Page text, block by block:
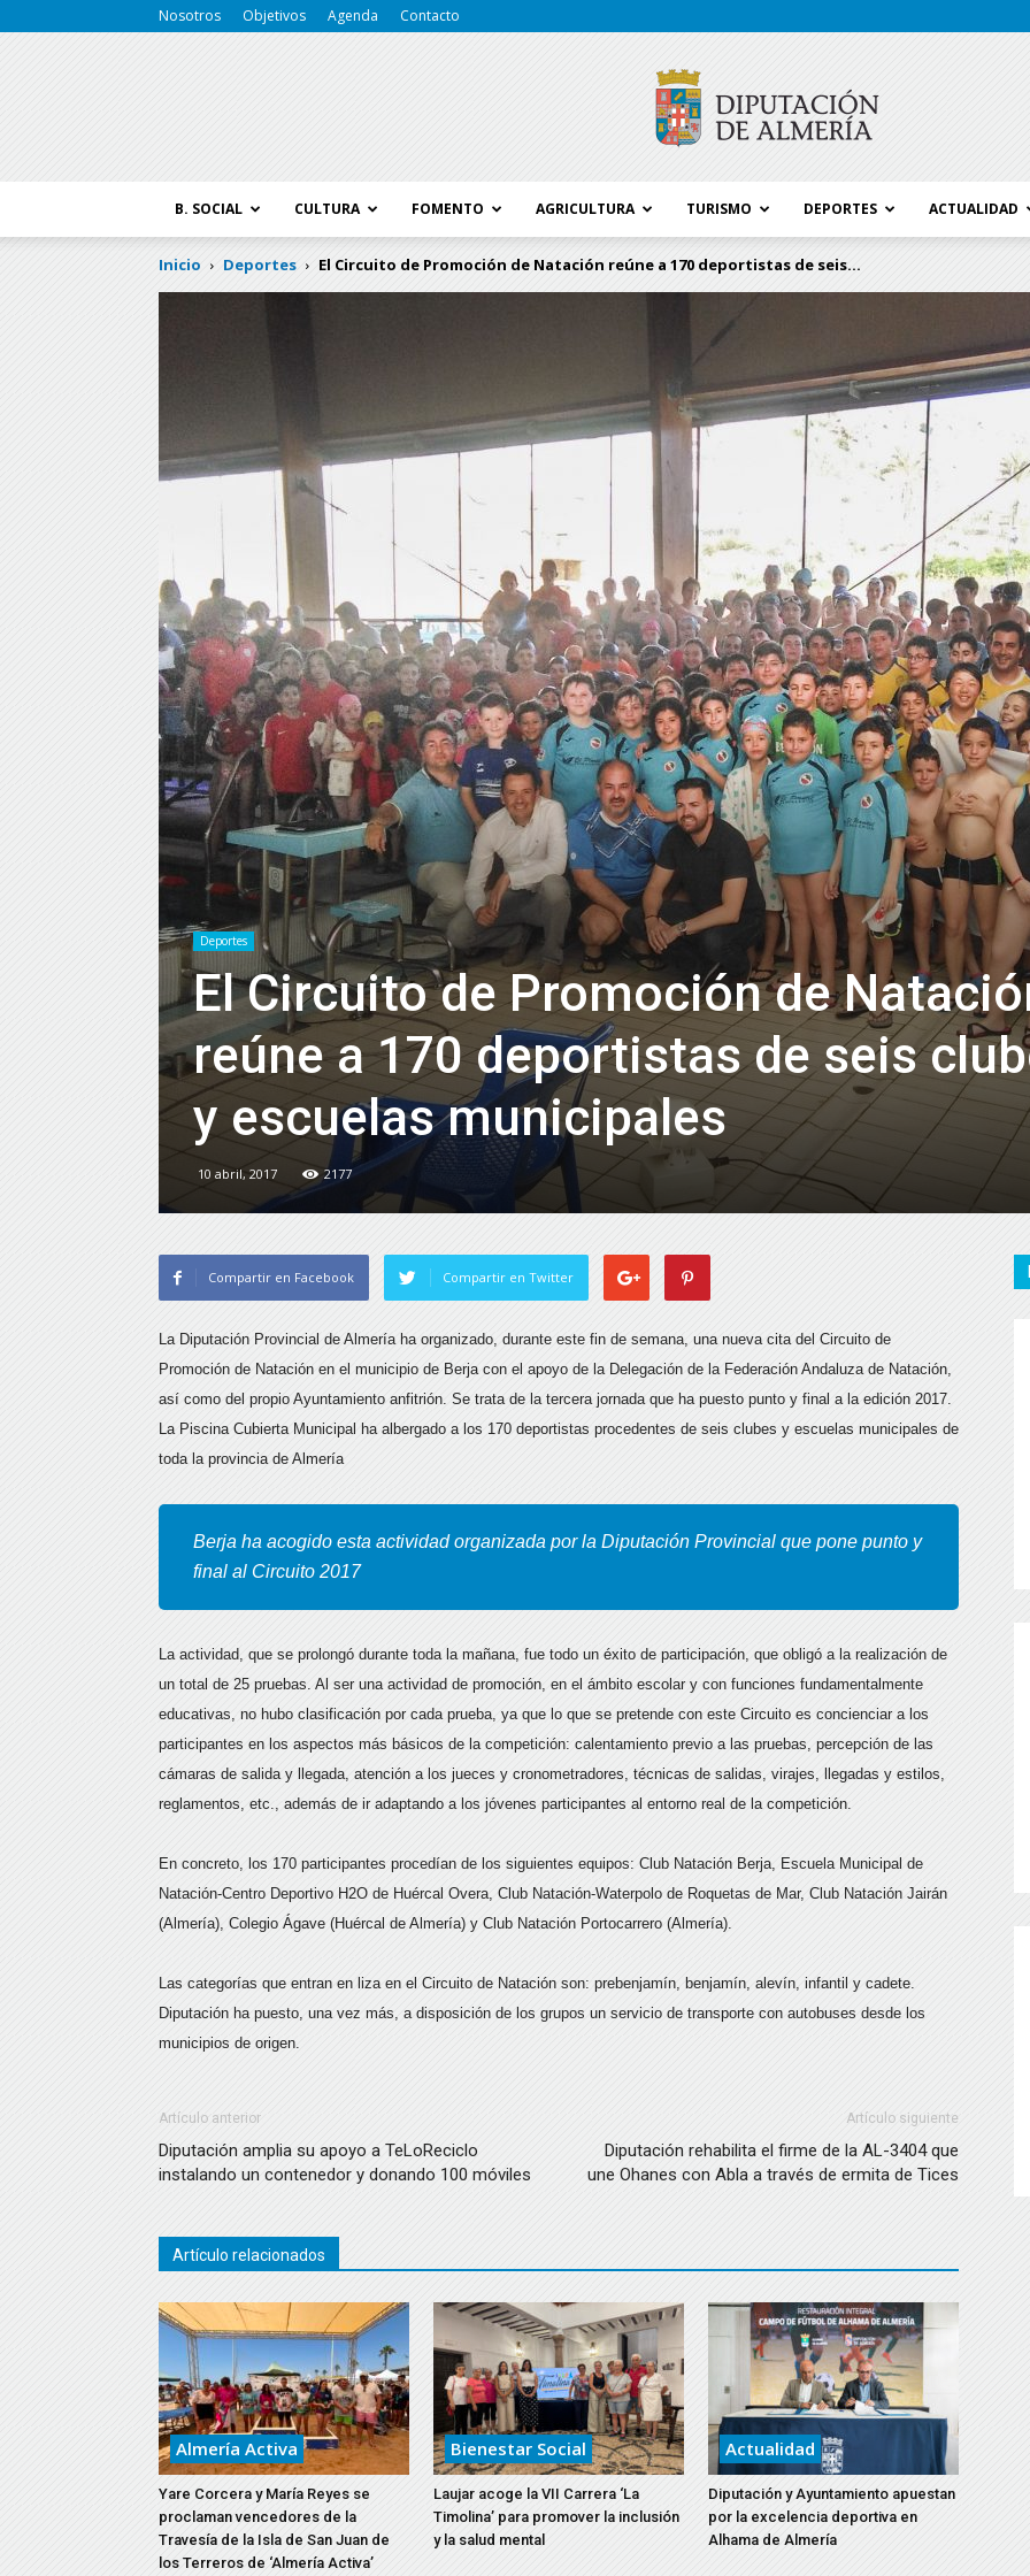
Nosotros Objetivos Agenda Contacto
Diputación
Almería
B. SOCIAL CULTURA FOMENTO AGRICULTURA TURISMO DEPORTES ACTUALIDAD
Inicio Deportes El Circuito de Promoción de Natación reúne a 170 deportistas de seis...
Deportes
El Circuito de Promoción de
reúne a 170 deportistas de seis
y escuelas municipales
10 abril, 2017 2177
Compartir en Facebook Compartir en Twitter
La Diputación Provincial de Almería ha organizado, durante este fin de semana, una nueva cita del Circuito de
Promoción de Natación en el municipio de Berja con el apoyo de la Delegación de la Federación Andaluza de Natación,
así como del propio Ayuntamiento anfitrión. Se trata de la tercera jornada que ha puesto punto y final a la edición 2017.
La Piscina Cubierta Municipal ha albergado a los 170 deportistas procedentes de seis clubes y escuelas municipales de
toda la provincia de Almería
Berja ha acogido esta actividad organizada por la Diputación Provincial que pone punto y
final al Circuito 2017
La actividad, que se prolongó durante toda la mañana, fue todo un éxito de participación, que obligó a la realización de
un total de 25 pruebas. Al ser una actividad de promoción, en el ámbito escolar y con funciones fundamentalmente
educativas, no hubo clasificación por cada prueba, ya que lo que se pretende con este Circuito es concienciar a los
participantes en los aspectos más básicos de la competición: calentamiento previo a las pruebas, percepción de las
cámaras de salida y llegada, atención a los jueces y cronometradores, técnicas de salidas, virajes, llegadas y estilos,
reglamentos, etc., además de ir adaptando a los jóvenes participantes al entorno real de la competición.
En concreto, los 170 participantes procedían de los siguientes equipos: Club Natación Berja, Escuela Municipal de
Natación-Centro Deportivo H2O de Huércal Overa, Club Natación-Waterpolo de Roquetas de Mar, Club Natación Jairán
(Almería), Colegio Ágave (Huércal de Almería) y Club Natación Portocarrero (Almería).
Las categorías que entran en liza en el Circuito de Natación son: prebenjamín, benjamín, alevín, infantil y cadete.
Diputación ha puesto, una vez más, a disposición de los grupos un servicio de transporte con autobuses desde los
municipios de origen.
Artículo anterior
Diputación amplia su apoyo a TeLoReciclo
instalando un contenedor y donando 100 móviles
Artículo siguiente
Diputación rehabilita el firme de la AL-3404 que
une Ohanes con Abla a través de ermita de Tices
Artículo relacionados
Almería Activa
Yare Corcera y María Reyes se
proclaman vencedores de la
Travesía de la Isla de San Juan de
los Terreros de ‘Almería Activa’
Bienestar Social
Laujar acoge la VII Carrera ‘La
Timolina’ para promover la inclusión
y la salud mental
Actualidad
Diputación y Ayuntamiento apuestan
por la excelencia deportiva en
Alhama de Almería